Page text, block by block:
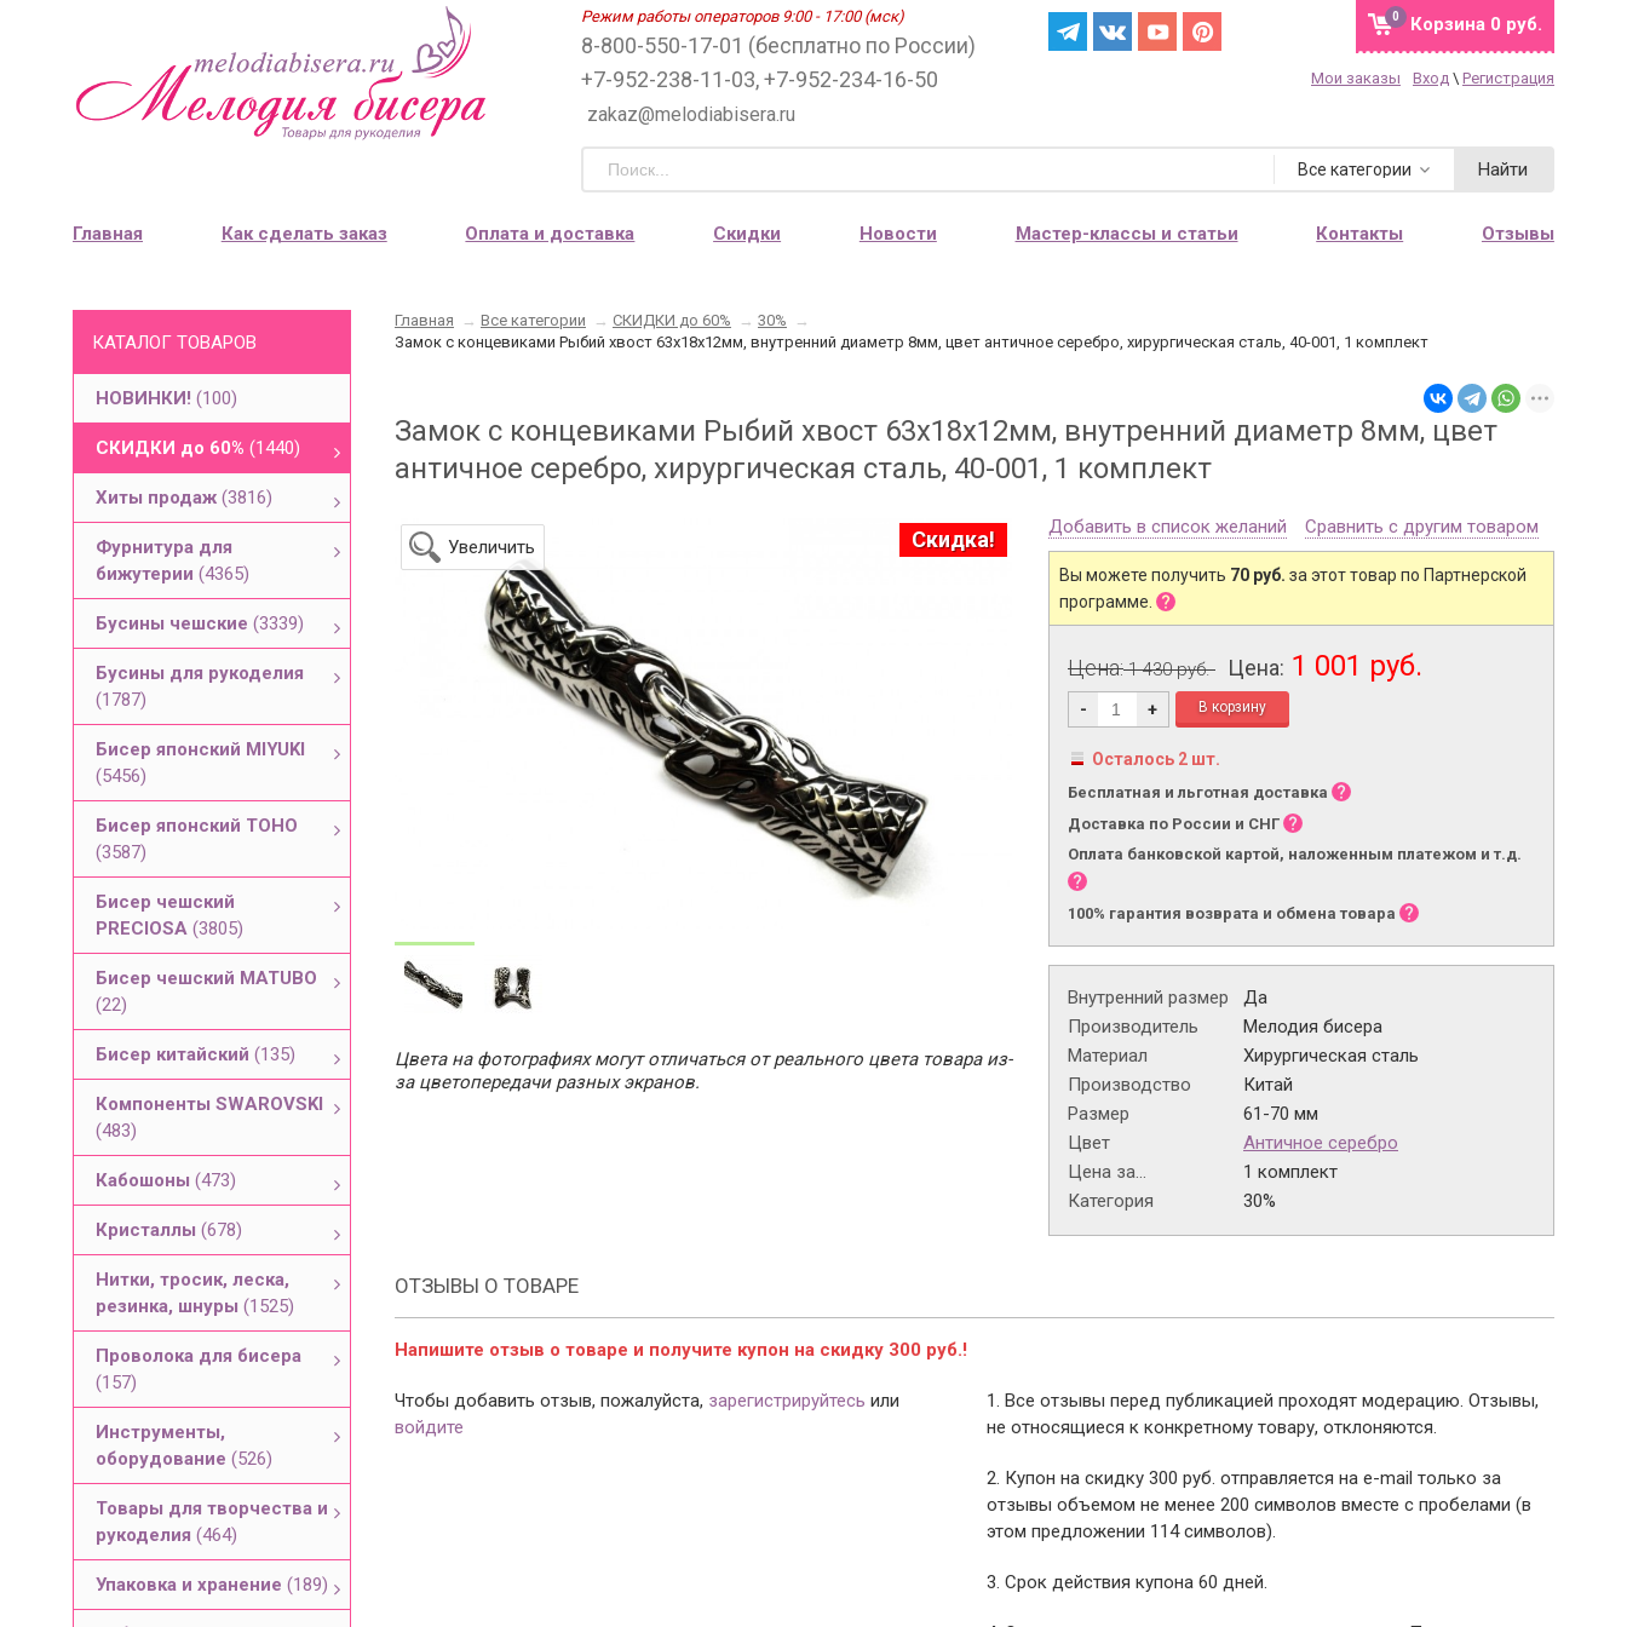
Режим работы операторов 9:00 - 17:00 (мск)
8-800-550-17-01 (бесплатно по России)
+7-952-238-11-03, +7-952-234-16-50
zakaz@melodiabisera.ru
Корзина 0 руб.
0
Мои заказы Вход \ Регистрация
Все категории Найти
Главная Как сделать заказ Оплата и доставка Скидки Новости Мастер-классы и статьи Контакты Отзывы
КАТАЛОГ ТОВАРОВ
НОВИНКИ! (100)
СКИДКИ до 60% (1440)
Хиты продаж (3816)
Фурнитура для
бижутерии (4365)
Бусины чешские (3339)
Бусины для рукоделия
(1787)
Бисер японский MIYUKI
(5456)
Бисер японский TOHO
(3587)
Бисер чешский
PRECIOSA (3805)
Бисер чешский MATUBO
(22)
Бисер китайский (135)
Компоненты SWAROVSKI
(483)
Кабошоны (473)
Кристаллы (678)
Нитки, тросик, леска,
резинка, шнуры (1525)
Проволока для бисера
(157)
Инструменты,
оборудование (526)
Товары для творчества и
рукоделия (464)
Упаковка и хранение (189)
Главная → Все категории → СКИДКИ до 60% → 30%
→
Замок с концевиками Рыбий хвост 63х18х12мм, внутренний диаметр 8мм, цвет античное серебро, хирургическая сталь, 40-001, 1 комплект
Замок с концевиками Рыбий хвост 63х18х12мм, внутренний диаметр 8мм, цвет
античное серебро, хирургическая сталь, 40-001, 1 комплект
Скидка!
Увеличить
Цвета на фотографиях могут отличаться от реального цвета товара из-
за цветопередачи разных экранов.
Добавить в список желаний Сравнить с другим товаром
Вы можете получить 70 руб. за этот товар по Партнерской
программе.
Цена:1 430 руб. Цена: 1 001 руб.
- +
Осталось 2 шт.
Бесплатная и льготная доставка
Доставка по России и СНГ
Оплата банковской картой, наложенным платежом и т.д.
100% гарантия возврата и обмена товара
Внутренний размер
Да
Производитель
Мелодия бисера
Материал
Хирургическая сталь
Производство
Китай
Размер
61-70 мм
Цвет
Античное серебро
Цена за...
1 комплект
Категория
30%
ОТЗЫВЫ О ТОВАРЕ
Напишите отзыв о товаре и получите купон на скидку 300 руб.!
Чтобы добавить отзыв, пожалуйста, зарегистрируйтесь или
войдите
1. Все отзывы перед публикацией проходят модерацию. Отзывы,
не относящиеся к конкретному товару, отклоняются.
2. Купон на скидку 300 руб. отправляется на e-mail только за
отзывы объемом не менее 200 символов вместе с пробелами (в
этом предложении 114 символов).
3. Срок действия купона 60 дней.